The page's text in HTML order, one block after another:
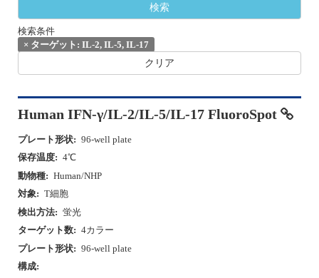
検索条件
× ターゲット: IL-2, IL-5, IL-17
クリア
Human IFN-γ/IL-2/IL-5/IL-17 FluoroSpot
プレート形状: 96-well plate
保存温度: 4℃
動物種: Human/NHP
対象: T細胞
検出方法: 蛍光
ターゲット数: 4カラー
プレート形状: 96-well plate
構成: